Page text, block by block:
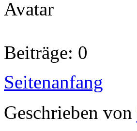
Beiträge: 0
Seitenanfang
Geschrieben von